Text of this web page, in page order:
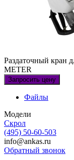
Раздаточный кран
METER
Запросить цену
Файлы
Модели
Скрол
(495) 50-60-503
info@ankas.ru
Обратный звонок